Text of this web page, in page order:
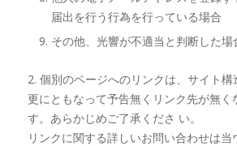
届出を行う行為を行っている場合
その他、光響が不適当と判断した場
2. 個別のページへのリンクは、サイト
更にともなって予告無くリンク先が無く
す。あらかじめご了承くださ い。
リンクに関する詳しいお問い合わせは